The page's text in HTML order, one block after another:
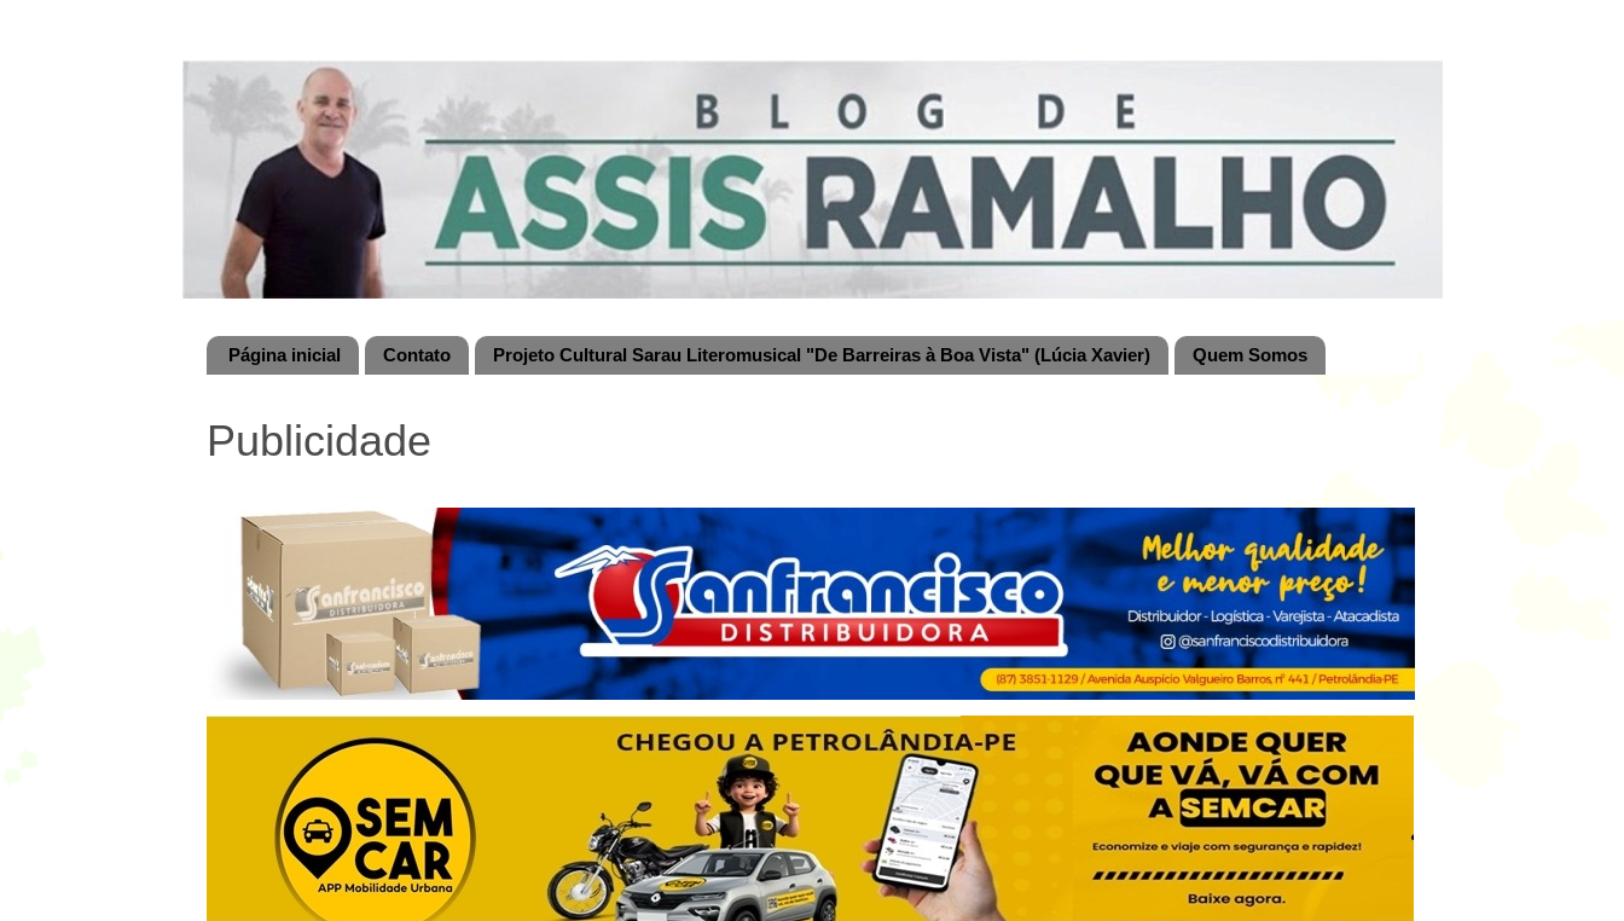
Página inicial Contato Projeto Cultural Sarau Literomusical "De Barreiras à Boa Vista" (Lúcia Xavier) Quem Somos
Publicidade